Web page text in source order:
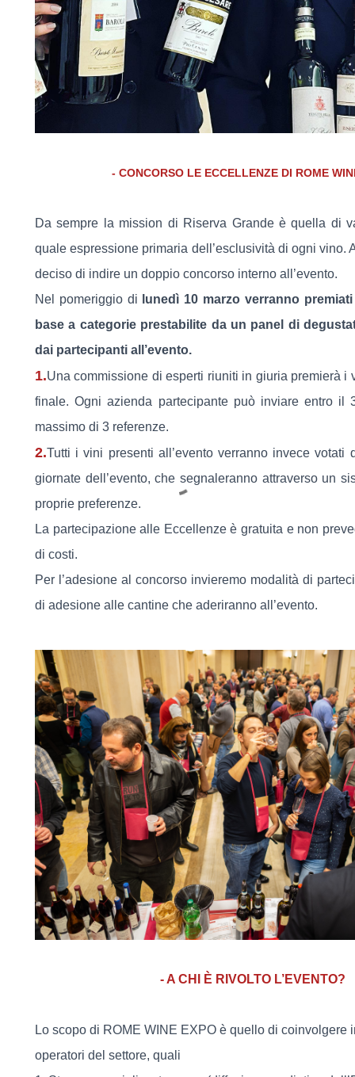
- CONCORSO LE ECCELLENZE DI ROME
Da sempre la mission di Riserva Grande è quella di
quale espressione primaria dell’esclusività di ogni vino.
deciso di indire un doppio concorso interno all’evento.
Nel pomeriggio di
lunedì 10 marzo verranno
base a categorie prestabilite da un panel di
dai partecipanti all’evento.
1.Una commissione di esperti riuniti in giuria premierà i
finale. Ogni azienda partecipante può inviare entro il
massimo di 3 referenze.
2.Tutti i vini presenti all’evento verranno invece votati
giornate dell’evento, che segnaleranno attraverso un
proprie preferenze.
La partecipazione alle Eccellenze è gratuita e non
di costi.
Per l’adesione al concorso invieremo modalità di
di adesione alle cantine che aderiranno all’evento.
- A CHI È RIVOLTO L’EVENTO?
Lo scopo di ROME WINE EXPO è quello di coinvolgere
operatori del settore, quali